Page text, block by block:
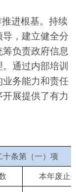
进根基。 持续
，建立健全分
负责政府信息
通过内部培训
务能力和责任
展提供了有力
十条第（一）项
本年废止